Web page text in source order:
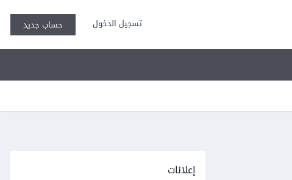
تسجيل الدخول حساب جديد
إعلانات